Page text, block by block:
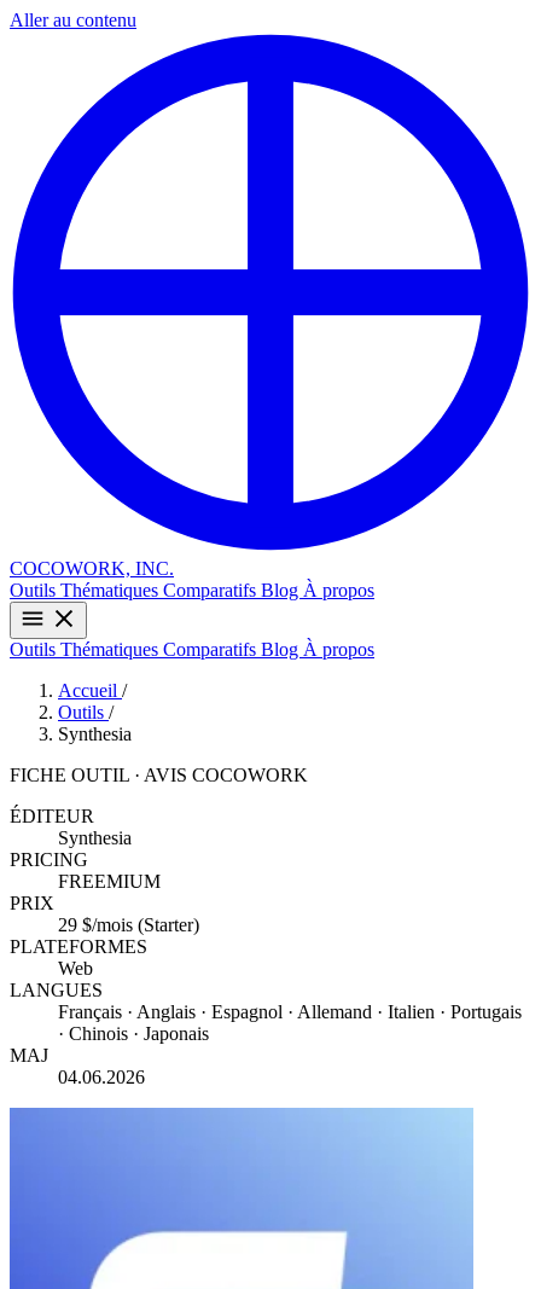
Aller au contenu
COCOWORK, INC.
Outils Thématiques Comparatifs Blog À propos
Outils Thématiques Comparatifs Blog À propos
Accueil /
Outils /
Synthesia
FICHE OUTIL · AVIS COCOWORK
ÉDITEUR
Synthesia
PRICING
FREEMIUM
PRIX
29 $/mois (Starter)
PLATEFORMES
Web
LANGUES
Français · Anglais · Espagnol · Allemand · Italien · Portugais
· Chinois · Japonais
MAJ
04.06.2026